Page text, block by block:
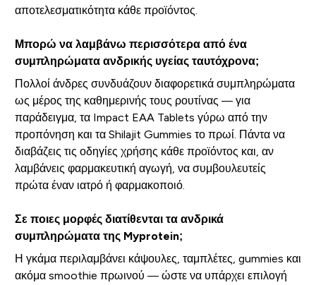
αποτελεσματικότητα κάθε προϊόντος.
Μπορώ να λαμβάνω περισσότερα από ένα
συμπληρώματα ανδρικής υγείας ταυτόχρονα;
Πολλοί άνδρες συνδυάζουν διαφορετικά συμπληρώματα
ως μέρος της καθημερινής τους ρουτίνας — για
παράδειγμα, τα Impact EAA Tablets γύρω από την
προπόνηση και τα Shilajit Gummies το πρωί. Πάντα να
διαβάζεις τις οδηγίες χρήσης κάθε προϊόντος και, αν
λαμβάνεις φαρμακευτική αγωγή, να συμβουλευτείς
πρώτα έναν ιατρό ή φαρμακοποιό.
Σε ποιες μορφές διατίθενται τα ανδρικά
συμπληρώματα της Myprotein;
Η γκάμα περιλαμβάνει κάψουλες, ταμπλέτες, gummies και
ακόμα smoothie πρωινού — ώστε να υπάρχει επιλογή